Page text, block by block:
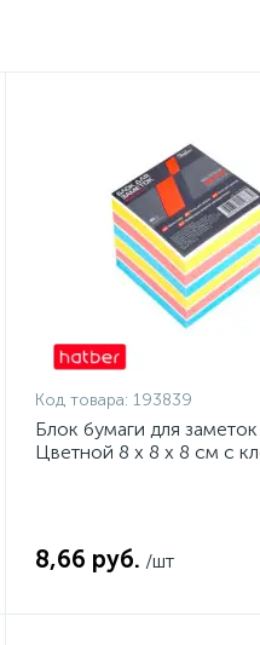
Код товара: 193839
Блок бумаги для
Цветной 8 x 8 x 8 см с
8,66 руб. /шт